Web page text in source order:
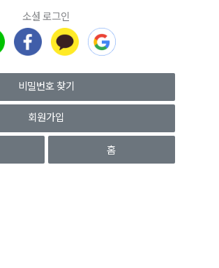
소셜 로그인
비밀번호 찾기
회원가입
홈